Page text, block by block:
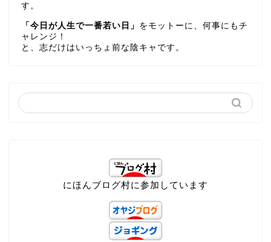
す。
「今日が人生で一番若い日」 をモットーに、何事にもチ
ャレンジ！
と、志だけはいっちょ前な陰キャです。
にほんブログ村に参加しています